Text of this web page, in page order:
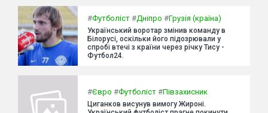
#Футболіст #Дніпро #Грузія (країна)
Український воротар змінив команду в
Білорусі, оскільки його підозрювали у
спробі втечі з країни через річку Тису -
Футбол24.
#Євро #Футболіст #Півзахисник
Циганков висунув вимогу Жироні.